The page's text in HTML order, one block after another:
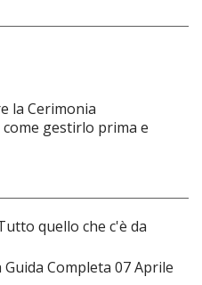
la Cerimonia
gestirlo prima e
quello che c'è da
Completa 07 Aprile